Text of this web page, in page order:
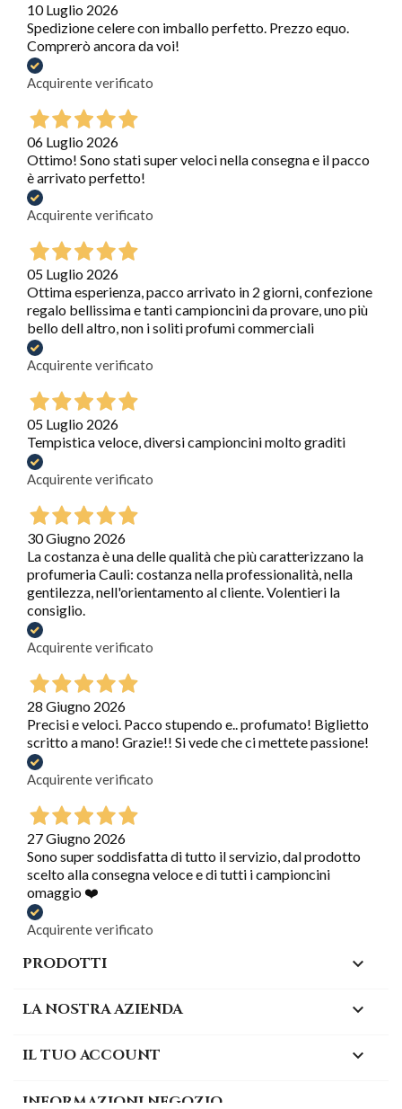
10 Luglio 2026
Spedizione celere con imballo perfetto. Prezzo equo.
Comprerò ancora da voi!
Acquirente verificato
06 Luglio 2026
Ottimo! Sono stati super veloci nella consegna e il pacco
è arrivato perfetto!
Acquirente verificato
05 Luglio 2026
Ottima esperienza, pacco arrivato in 2 giorni, confezione
regalo bellissima e tanti campioncini da provare, uno più
bello dell altro, non i soliti profumi commerciali
Acquirente verificato
05 Luglio 2026
Tempistica veloce, diversi campioncini molto graditi
Acquirente verificato
30 Giugno 2026
La costanza è una delle qualità che più caratterizzano la
profumeria Cauli: costanza nella professionalità, nella
gentilezza, nell'orientamento al cliente. Volentieri la
consiglio.
Acquirente verificato
28 Giugno 2026
Precisi e veloci. Pacco stupendo e.. profumato! Biglietto
scritto a mano! Grazie!! Si vede che ci mettete passione!
Acquirente verificato
27 Giugno 2026
Sono super soddisfatta di tutto il servizio, dal prodotto
scelto alla consegna veloce e di tutti i campioncini
omaggio ❤️
Acquirente verificato
PRODOTTI 
LA NOSTRA AZIENDA 
IL TUO ACCOUNT 
INFORMAZIONI NEGOZIO